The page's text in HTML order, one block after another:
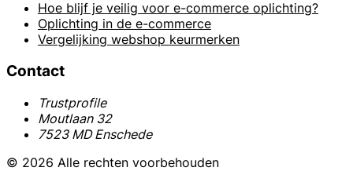
Hoe blijf je veilig voor e-commerce oplichting?
Oplichting in de e-commerce
Vergelijking webshop keurmerken
Contact
Trustprofile
Moutlaan 32
7523 MD Enschede
© 2026 Alle rechten voorbehouden